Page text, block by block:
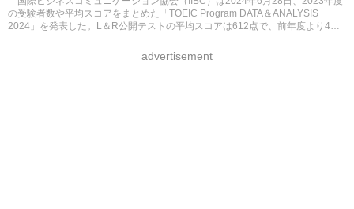
の受験者数や平均スコアをまとめた「TOEIC Program DATA＆ANALYSIS
2024」を発表した。L＆R公開テストの平均スコアは612点で、前年度より4点
advertisement